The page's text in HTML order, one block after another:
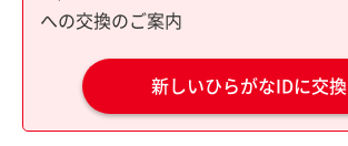
への交換のご案内
新しいひらがなIDに交換